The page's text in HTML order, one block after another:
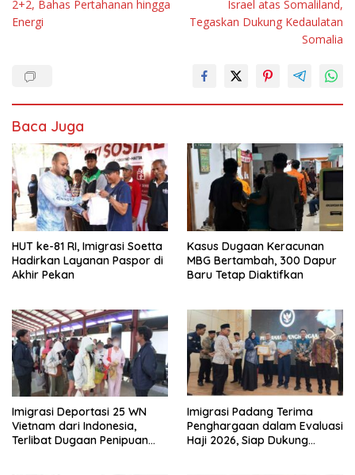
2+2, Bahas Pertahanan hingga
Energi
Israel atas Somaliland,
Tegaskan Dukung Kedaulatan
Somalia
Baca Juga
HUT ke-81 RI, Imigrasi Soetta
Hadirkan Layanan Paspor di
Akhir Pekan
Kasus Dugaan Keracunan
MBG Bertambah, 300 Dapur
Baru Tetap Diaktifkan
Imigrasi Deportasi 25 WN
Vietnam dari Indonesia,
Terlibat Dugaan Penipuan
Imigrasi Padang Terima
Penghargaan dalam Evaluasi
Haji 2026, Siap Dukung